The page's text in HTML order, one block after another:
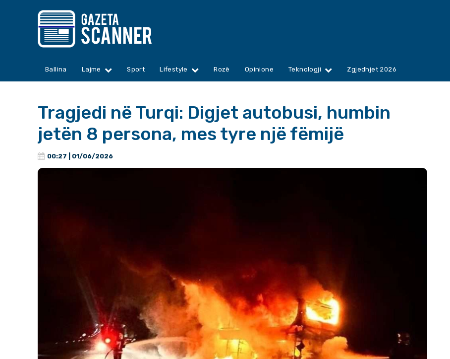
Ballina Lajme Sport Lifestyle Rozë Opinione Teknologji Zgjedhjet 2026
Tragjedi në Turqi: Digjet autobusi, humbin
jetën 8 persona, mes tyre një fëmijë
00:27 | 01/06/2026